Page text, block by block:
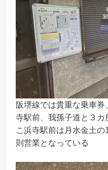
阪堺線では貴重な乗車
寺駅前、我孫子道と３カ
こ浜寺駅前は月水金土
則営業となっている